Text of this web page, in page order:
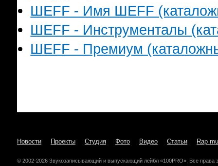
ШЕFF - Имя ШЕFF
ШЕFF - Инструменталы
ШЕFF - Премиум
Новости Проекты Студия Фото Видео Статьи Rap
© 2002-2026 Звукозаписывающий и выпускающий лейбл «100PRO». Все